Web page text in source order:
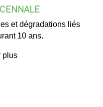
et dégradations liés
10 ans.
plus